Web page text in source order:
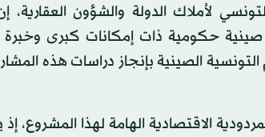
لأملاك الدولة والشؤون
حكومية ذات إمكانات كبرى
التونسية الصينية بإنجاز دراسات هذه
الاقتصادية الهامة لهذا المشروع،